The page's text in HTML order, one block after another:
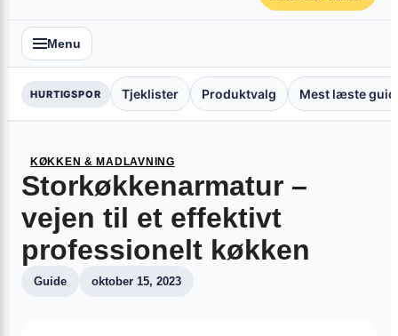
Menu
HURTIGSPOR Tjeklister Produktvalg Mest læste
KØKKEN & MADLAVNING
Storkøkkenarmatur –
vejen til et effektivt
professionelt køkken
Guide oktober 15, 2023